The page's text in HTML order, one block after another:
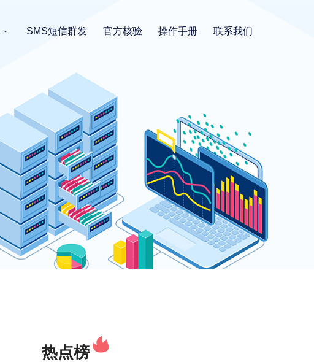
SMS短信群发 官方核验 操作手册 联系我们
热点榜